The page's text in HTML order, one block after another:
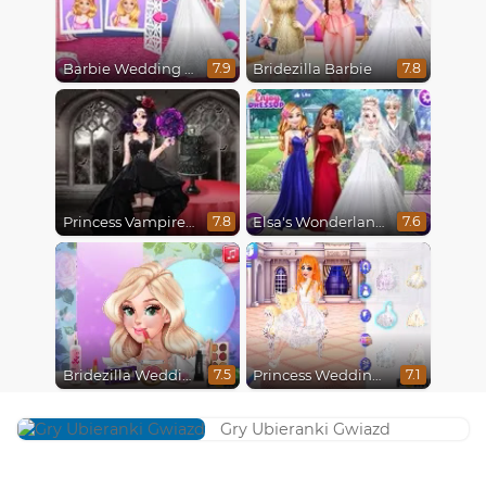
Barbie Wedding Fun 7.9 Bridezilla Barbie 7.8
Princess Vampire Wedding Makeover 7.8 Elsa's Wonderland Wedding 7.6
Bridezilla Wedding Makeover 7.5 Princess Wedding Drama 7.1
Gry Ubieranki Gwiazd